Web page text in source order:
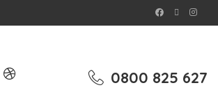
0800 825 627